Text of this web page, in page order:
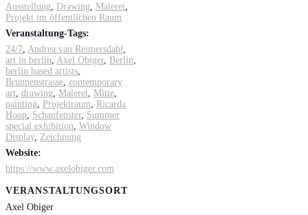
Ausstellung
Drawing Malerei
Projekt im öffentlichen Raum
Veranstaltung-Tags:
24/7 Andrea van Reimersdahl
art in berlin Axel Obiger, Berlin
berlin based artists
Brunnenstrasse contemporary
art drawing Malerei Mitte
painting
Projektraum
Ricarda
Hoop Schaufenster, Summer
special exhibition Window
Display, Zeichnung
Website:
https://www.axelobiger.com
VERANSTALTUNGSORT
Axel Obiger